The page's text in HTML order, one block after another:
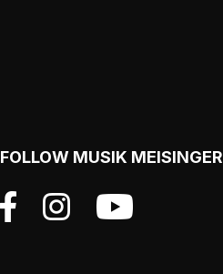
FOLLOW MUSIK MEISINGER